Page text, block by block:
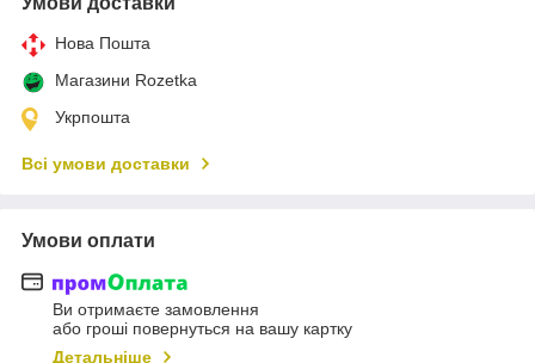
Нова Пошта
Магазини Rozetka
Укрпошта
Всі умови доставки
Умови оплати
Ви отримаєте замовлення
або гроші повернуться на вашу картку
Детальніше